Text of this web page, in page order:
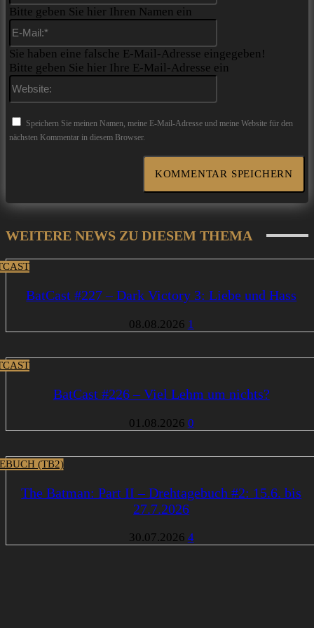
Bitte geben Sie hier Ihren Namen ein
Sie haben eine falsche E-Mail-Adresse eingegeben!
Bitte geben Sie hier Ihre E-Mail-Adresse ein
Speichern Sie meinen Namen, meine E-Mail-Adresse und meine Website für den
nächsten Kommentar in diesem Browser.
WEITERE NEWS ZU DIESEM THEMA
BatCast #227 – Dark Victory 3: Liebe und Hass
08.08.2026 1
BatCast #226 – Viel Lehm um nichts?
01.08.2026 0
(TB2)
The Batman: Part II – Drehtagebuch #2: 15.6. bis
27.7.2026
30.07.2026 4